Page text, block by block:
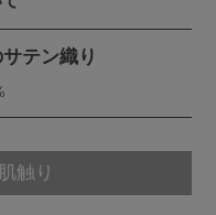
テン織り
触り